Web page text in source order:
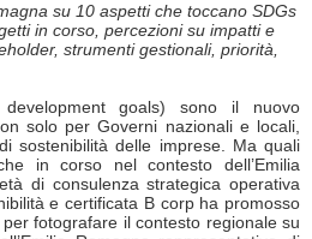
su 10 aspetti che toccano SDGs
in corso, percezioni su impatti e
strumenti gestionali, priorità,
goals) sono il nuovo
solo per Governi nazionali e locali,
sostenibilità delle imprese. Ma quali
in corso nel contesto dell’Emilia
di consulenza strategica operativa
e certificata B corp ha promosso
fotografare il contesto regionale su